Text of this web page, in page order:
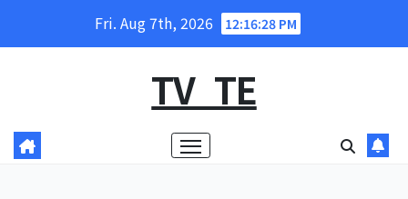
Fri. Aug 7th, 2026 12:16:30 PM
TV_TE